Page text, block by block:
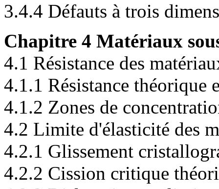
3.4.4 Défauts à trois
Chapitre 4 Matériaux
4.1 Résistance des
4.1.1 Résistance théorique
4.1.2 Zones de
4.2 Limite d'élasticité des
4.2.1 Glissement
4.2.2 Cission critique